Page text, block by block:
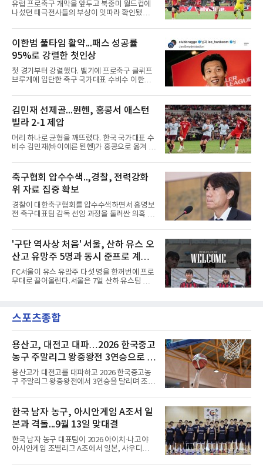
이어져 동점이 됐고, 1루에 나간 뒤 놀런 섀누얼
의 역전 중월 2점 홈런 때 득점
유럽 프로축구 개막을 앞두고 북중미 월드컵에
나섰던 태극전사들의 부상이 잇따라 확인됐다.
일(한국시간) 옌스 카스트로프가 6일 아마추어
팀 로타흐-에게른과의 친선경기에서 어깨를 다
쳐 당분간 출전이 어렵다고 밝혔다. 그는 후반 교
체 투입돼 두 골을 넣었으나 후반 22분 부상으로
물러났다.독일인 아버지와 한국인 어머니 사이
에서 태어난 카스트로프는 측면 미드필더와 측
면 수비가 가능한 자원으로, 월드컵 남아프리카
은 그가 처음이다. 묀헨글라트바흐는 23일 DFB
포칼 1라운드, 29일 라이프치히
이한범 풀타임 활약...패스 성공률
95%로 강렬한 첫인상
첫 경기부터 강렬했다. 벨기에 프로축구 클뤼프
브루게에 입단한 축구 국가대표 수비수 이한범
뽑혔다.이한범은 8일(한국시간) 벨기에 브뤼헤
의 얀 브레이덜 스타디온에서 열린 코르트레이
크와의 2026-2027 벨기에 주필러리그 1라운드
홈 경기에 선발로 나서 경기 종료까지 뛰었다.출
발 자체가 빨랐다. 2026 북중미 월드컵에서 한국
의 조별리그 3경기를 모두 풀타임으로 소화하며
대표팀 중앙 수비의 주축으로 자리 잡은 그는 덴
선발로 곧장 투입돼 90분을 소화하며 팀의 3-0
완승에 힘을 보탰다.기록도
김민재 선제골...뮌헨, 홍콩서 애스턴
빌라 2-1 제압
머리 하나로 균형을 깨뜨렸다. 한국 국가대표 수
비수 김민재(바이에른 뮌헨)가 홍콩으로 옮겨 열
리에 힘을 보탰다.김민재는 7일(현지시간) 홍콩
카이탁 스포츠파크에서 열린 애스턴 빌라(잉글
랜드)와의 친선경기에서 전반 37분 0의 균형을
깨는 골을 넣었다. 톰 비쇼프가 왼쪽 측면에서 올
린 프리킥에 묘하게 머리를 갖다 대 방향을 바꾸
며 골 그물을 흔들었다.흐름은 좋았다. 제주전에
서 주장 완장을 차고 30여 분을 소화했던 그는
로키로 교체됐다.분데스리가 최다 우승팀(35회)
뮌헨은 프리시즌 아시아
축구협회 압수수색..,경찰, 전력강화
위 자료 집중 확보
경찰이 대한축구협회를 압수수색하면서 홍명보
전 축구대표팀 감독 선임 과정을 둘러싼 의혹 규
비판이 홍 전 감독에게 집중됐지만 경찰의 시선
은 다른 곳을 향한다. 성적 부진과 별개로 선임
과정에 부당함이 있었는지가 수사의 본류다.7일
연합뉴스 취재를 종합하면 서울경찰청 광역수사
단 금융범죄수사대는 전날 축구협회 사무실 등
을 압수수색해 감독 선임 관련 자료를 다수 확보
했다. 특히 감독 후보를 검토해 이사회에 추천하
독을 1순위 후보로 정하고 검증한 과정, 이사회
의 최종 승인 경위를 살
'구단 역사상 처음' 서울, 산하 유스 오
산고 유망주 5명과 동시 준프로 계
약...ACL2 겨냥
FC서울이 유스 유망주 다섯 명을 한꺼번에 프로
무대로 끌어올린다.서울은 7일 산하 유스팀 서
현·정현웅과 2학년 정하원이 대상이다.오산고의
성적이 배경이 됐다. 올 시즌 백운기 전국 고등학
컵, K리그 U-17 챔피언십을 잇달아 제패했다.시
기도 맞물렸다. 서울은 9월 시작하는 아시아축
구연맹(AFC) 챔피언스리그2(ACL2)를 앞두고 선
수단 깊이를 더하는 동시에 유스 출신에게 국제
무대 경험을 주려 했다.면면도 다양하다. 측면 공
격수 정현웅은 돌파력이
스포츠종합
용산고, 대전고 대파…2026 한국중고
농구 주말리그 왕중왕전 3연승으로 조
1위 16강 진출
용산고가 대전고를 대파하고 2026 한국중고농
구 주말리그 왕중왕전에서 3연승을 달리며 조 1
우슬체육관에서 열린 대회 남고부 B조 예선 3차
전에서 대전고를 상대로 주전 선수들의 고른 활
약을 앞세워 108-33으로 대승을 거뒀다.용산고
는 배대범이 22점, 김민기가 19점, 이승민이 13
점을 올리며 공격을 이끌었다. 경기 초반부터 주
도권을 잡은 용산고는 일찌감치 승기를 굳히며
대전고에 큰 점수 차 승리를 거뒀다.이로써 용산
한국 남자 농구, 아시안게임 A조서 일
본과 격돌...9월 13일 맞대결
한국 남자 농구 대표팀이 2026 아이치·나고야
아시안게임 조별리그 A조에서 일본, 사우디아라
가 8일 발표한 일정에 따르면 한국은 9월 10일